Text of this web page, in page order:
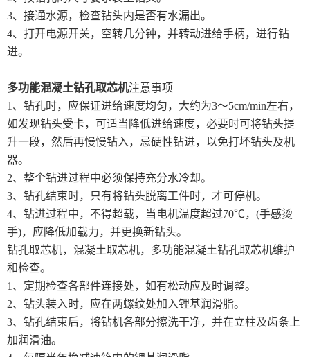
3、接通水源，检查钻头内是否有水漏出。
4、打开电源开关，空转几分钟，并转动进给手柄，进行钻
进。
多功能混凝土钻孔取芯机注意事项
1、钻孔时，应保证进给速度均匀，大约为3～5cm/min左右，
如发现钻头受卡，可适当降低进给速度，必要时可将钻头提
升一段，然后再慢慢钻入，忌硬性钻进，以免打坏钻头及机
器。
2、整个钻进过程中必须保持充分水冷却。
3、钻孔结束时，只有将钻头脱离工件时，才可停机。
4、钻进过程中，不得超载，当电机温度超过70℃，(手感烫
手)，应降低加载力，并更换新钻头。
钻孔取芯机，混凝土取芯机，多功能混凝土钻孔取芯机维护
和检查。
1、定期检查各部件连接处，如有松动应及时调整。
2、钻头装入时，应在两螺纹处加入锂基润滑脂。
3、钻孔结束后，将钻机各部分擦洗干净，并在立柱及齿条上
加润滑油。